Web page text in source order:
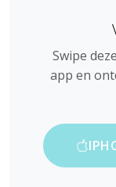
Swipe
app en